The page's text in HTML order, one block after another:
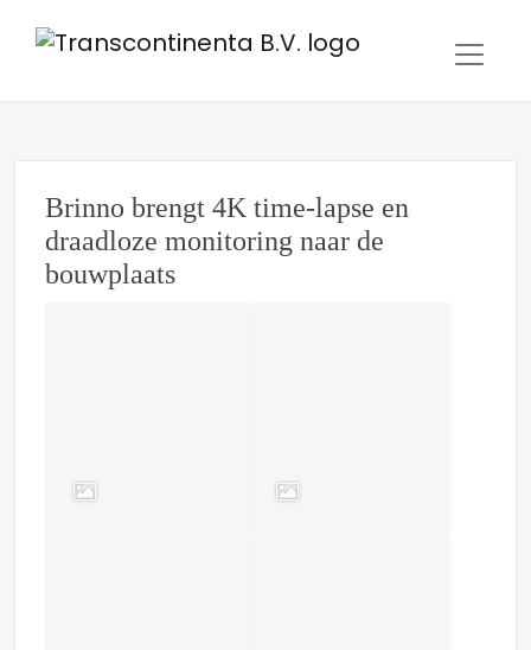
Brinno brengt 4K time-lapse en
draadloze monitoring naar de
bouwplaats